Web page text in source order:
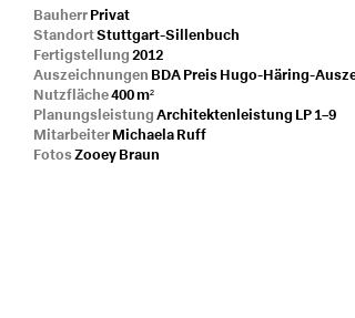
BauherrPrivat
StandortStuttgart-Sillenbuch
Fertigstellung2012
Auszeichnungen BDA Preis Hugo-Häring-
Nutzfläche400 m²
PlanungsleistungArchitektenleistung LP 1–9
MitarbeiterMichaela Ruff
FotosZooey Braun